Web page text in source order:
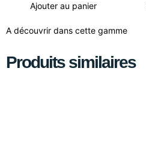
Ajouter au panier
A découvrir dans cette gamme
Produits similaires